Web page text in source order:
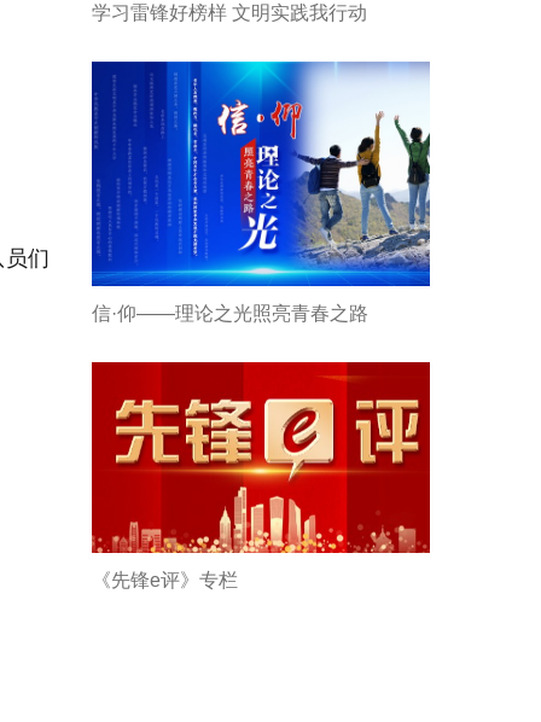
们
学习雷锋好榜样 文明实践我行动
信·仰——理论之光照亮青春之路
《先锋e评》专栏